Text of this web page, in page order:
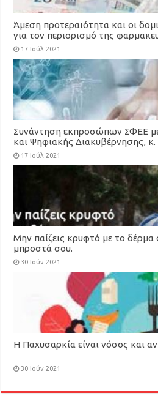
Άμεση προτεραιότητα και οι
για τον περιορισμό της
17 Ιούλ 2021
Συνάντηση εκπροσώπων ΣΦΕΕ με
και Ψηφιακής Διακυβέρνησης,
17 Ιούλ 2021
Μην παίζεις κρυφτό με το
μπροστά σου.
30 Ιούν 2021
Η Παχυσαρκία είναι νόσος και
30 Ιούν 2021